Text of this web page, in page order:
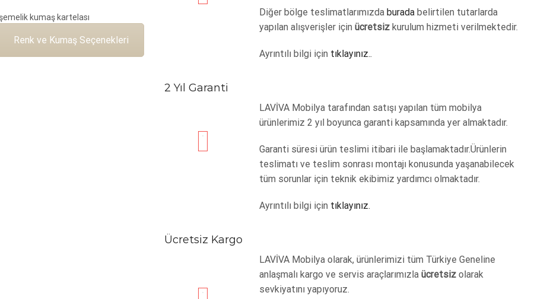
Renk ve Kumaş Seçenekleri
Diğer bölge teslimatlarımızda burada belirtilen tutarlarda
yapılan alışverişler için ücretsiz kurulum hizmeti verilmektedir.
Ayrıntılı bilgi için tıklayınız..
2 Yıl Garanti
LAVİVA Mobilya tarafından satışı yapılan tüm mobilya
ürünlerimiz 2 yıl boyunca garanti kapsamında yer almaktadır.
Garanti süresi ürün teslimi itibari ile başlamaktadır.Ürünlerin
teslimatı ve teslim sonrası montajı konusunda yaşanabilecek
tüm sorunlar için teknik ekibimiz yardımcı olmaktadır.
Ayrıntılı bilgi için tıklayınız.
Ücretsiz Kargo
LAVİVA Mobilya olarak, ürünlerimizi tüm Türkiye Geneline
anlaşmalı kargo ve servis araçlarımızla ücretsiz olarak
sevkiyatını yapıyoruz.